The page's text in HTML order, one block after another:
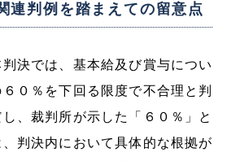
判例を踏まえての留意点
決では、基本給及び賞与につい
０％を下回る限度で不合理と判
、裁判所が示した「６０％」と
判決内において具体的な根拠が